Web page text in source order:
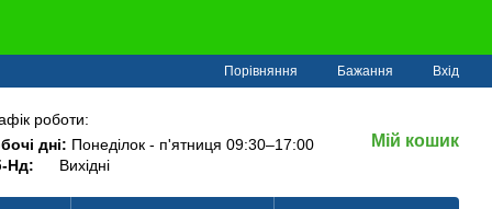
Порівняння Бажання Вхід
роботи:
дні: Понеділок - п'ятниця 09:30–17:00
Нд:
Вихідні
Мій кошик